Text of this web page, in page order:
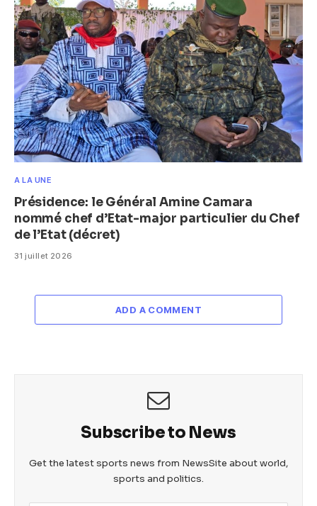
A LA UNE
Présidence: le Général Amine Camara
nommé chef d’Etat-major particulier du Chef
de l’Etat (décret)
31 juillet 2026
ADD A COMMENT
Subscribe to News
Get the latest sports news from NewsSite about world,
sports and politics.